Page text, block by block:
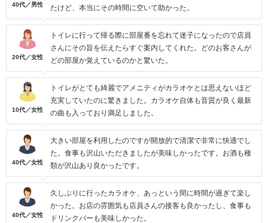
40代／男性
たけど、本当にその時間に空いて助かった。
20代／女性
トイレに行って帰る際に部屋番を忘れて迷子になったので店員
さんにその旨を伝えたらすぐ案内してくれた。どのお客さんが
どの部屋か覚えているのかと驚いた。
10代／女性
トイレがとても綺麗でアメニティがカラオケとは思えないほど
充実していたのに驚きました。カラオケ自体も音質が良く最新
の曲も入っており満足しました。
40代／女性
大きい部屋を利用したのですが開放的で清潔で非常に快適でし
た。食事も沢山いただきましたが美味しかったです。お酒も種
類が沢山あり良かったです。
40代／女性
久しぶりに行ったカラオケ、あっという間に時間が過ぎて楽し
かった。お店の雰囲気も店員さんの接客も良かったし、食事も
ドリンクバーも美味しかった。